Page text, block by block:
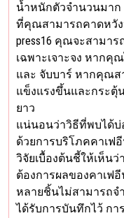
น้ำหนักตัวจำนวนมา
ที่คุณสามารถคาดหวัง
press16 คุณจะสามา
เฉพาะเจาะจง หาก
และ จับบาร์ หากคุณ
แข็งแรงขึ้นและกระตุ้
ยาว
แน่นอนว่าวิธีที่พบได้
ด้วยการบริโภคคาเฟ
วิจัยเบื้องต้นชี้ให้เห็น
ต้องการผลของคาเฟ
หลายชิ้นไม่สามารถจ
ได้รับการบันทึกไว้ กา